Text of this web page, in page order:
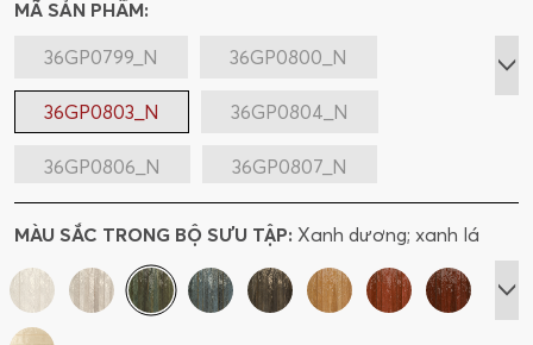
MÃ SẢN PHẨM:
36GP0799_N
36GP0800_N
36GP0803_N 36GP0804_N
36GP0806_N 36GP0807_N
36GP0808_N 36GP0811_N
36GP0812_N 36GP0814_N
36GP0877
MÀU SẮC TRONG BỘ SƯU TẬP: Xanh dương; xanh lá